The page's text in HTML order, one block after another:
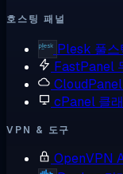
호스팅 패널
Plesk 풀
FastPanel
CloudPanel
cPanel 클
VPN & 도구
OpenVPN